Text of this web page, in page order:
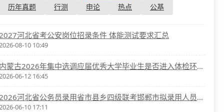
历年真题
历年真题
行测 申论 热点 公基
河北省考公安岗位招录条件 体能测试要求汇总
08-10 10:49
内蒙古2026年集中选调应届优秀大学毕业生是否进入体检环节公告
06-12 16:45
2026河北省公务员录用省市县乡四级联考邯郸市拟录用人员公示(第一批)
06-10 17:11